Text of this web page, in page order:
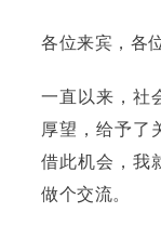
各位来宾，各
一直以来，社
厚望，给予了
借此机会，我
做个交流。